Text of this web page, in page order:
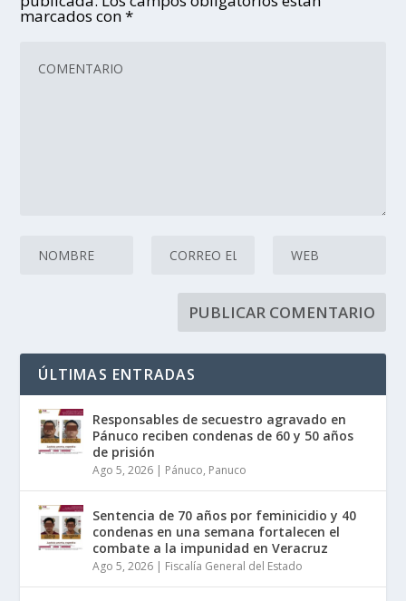
marcados con*
ÚLTIMAS ENTRADAS
Responsables de secuestro agravado en
Pánuco reciben condenas de 60 y 50 años
de prisión
Ago 5, 2026 | Pánuco, Panuco
Sentencia de 70 años por feminicidio y 40
condenas en una semana fortalecen el
combate a la impunidad en Veracruz
Ago 5, 2026 | Fiscalía General del Estado